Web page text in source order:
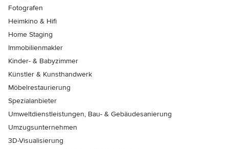
Fotografen
Heimkino & Hifi
Home Staging
Immobilienmakler
Kinder- & Babyzimmer
Künstler & Kunsthandwerk
Möbelrestaurierung
Spezialanbieter
Umweltdienstleistungen, Bau- & Gebäudesanierung
Umzugsunternehmen
3D-Visualisierung